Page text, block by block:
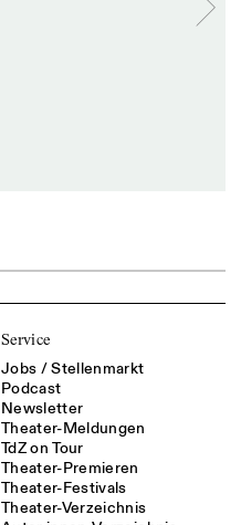
Service
Jobs / Stellenmarkt
Podcast
Newsletter
Theater-Meldungen
TdZ on Tour
Theater-Premieren
Theater-Festivals
Theater-Verzeichnis